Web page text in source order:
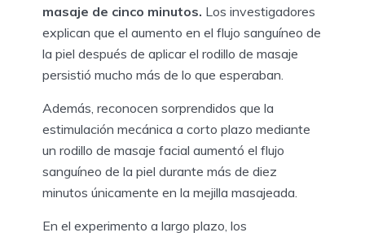
masaje de cinco minutos. Los investigadores
explican que el aumento en el flujo sanguíneo de
la piel después de aplicar el rodillo de masaje
persistió mucho más de lo que esperaban.
Además, reconocen sorprendidos que la
estimulación mecánica a corto plazo mediante
un rodillo de masaje facial aumentó el flujo
sanguíneo de la piel durante más de diez
minutos únicamente en la mejilla masajeada.
En el experimento a largo plazo, los